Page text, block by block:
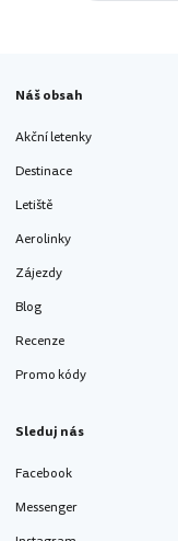
Náš obsah
Akční letenky
Destinace
Letiště
Aerolinky
Zájezdy
Blog
Recenze
Promo kódy
Sleduj nás
Facebook
Messenger